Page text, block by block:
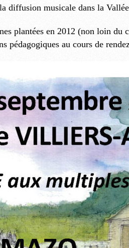
diffusion musicale dans la
plantées en 2012 (non loin du
au cours de